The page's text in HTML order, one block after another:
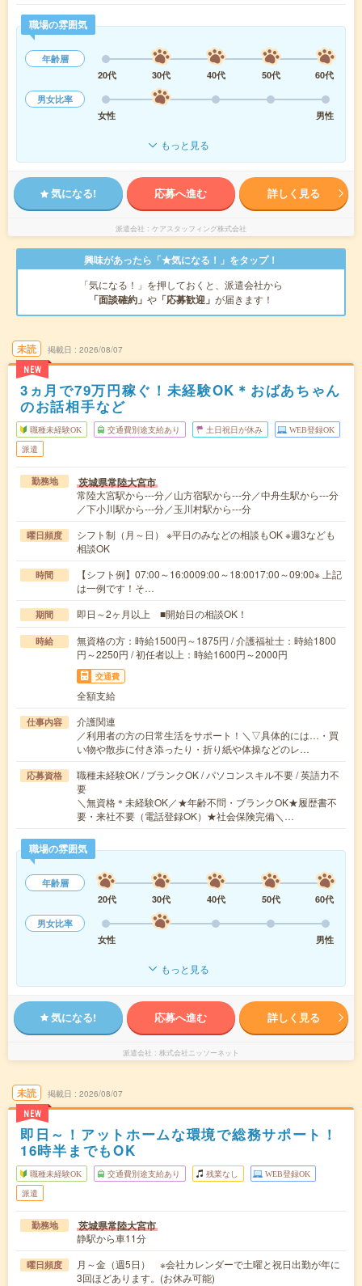
職場の雰囲気
年齢層
20代
30代 40代 50代
60代
男女比率
女性
男性
もっと見る
気になる! 応募へ進む 詳しく見る
派遣会社 ケアスタッフィング株式会社
興味があったら「★気になる！」をタップ！
「気になる！」を押しておくと、派遣会社から
「面談確約」 や 「応募歓迎」 が届きます！
未読
NEW
掲載日 2026/08/07
3ヵ月で79万円稼ぐ！未経験OK＊おばあちゃん
のお話相手など
職種未経験OK 交通費別途支給あり 土日祝日が休み WEB登録OK
派遣
勤務地 茨城県常陸大宮市
常陸大宮駅から---分／山方宿駅から---分／中舟生駅から---分
／下小川駅から---分／玉川村駅から---分
曜日頻度
シフト制（月～日） ※平日のみなどの相談もOK ※週3なども
相談OK
時間
【シフト例】07:00～16:0009:00～18:0017:00～09:00※ 上記
は一例です！そ…
期間 即日～2ヶ月以上 ■開始日の相談OK！
時給
無資格の方：時給1500円～1875円 / 介護福祉士：時給1800
円～2250円 / 初任者以上：時給1600円～2000円
交通費
全額支給
仕事内容
介護関連
／利用者の方の日常生活をサポート！＼▽具体的には…・買
い物や散歩に付き添ったり・折り紙や体操などのレ…
応募資格
職種未経験OK / ブランクOK / パソコンスキル不要 / 英語力不
要
＼無資格＊未経験OK／★年齢不問・ブランクOK★履歴書不
要・来社不要（電話登録OK）★社会保険完備＼…
職場の雰囲気
年齢層
20代
30代 40代 50代
60代
男女比率
女性
男性
もっと見る
気になる! 応募へ進む 詳しく見る
派遣会社 株式会社ニッソーネット
未読
NEW
掲載日 2026/08/07
即日～！アットホームな環境で総務サポート！
16時半までもOK
職種未経験OK 交通費別途支給あり 残業なし WEB登録OK
派遣
勤務地 茨城県常陸大宮市
静駅から車11分
曜日頻度
月～金（週5日） ※会社カレンダーで土曜と祝日出勤が年に
3回ほどあります。(お休み可能)